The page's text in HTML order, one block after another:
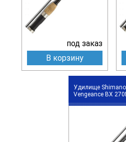
под заказ
В корзину
Удилище Shimano
Vengeance BX